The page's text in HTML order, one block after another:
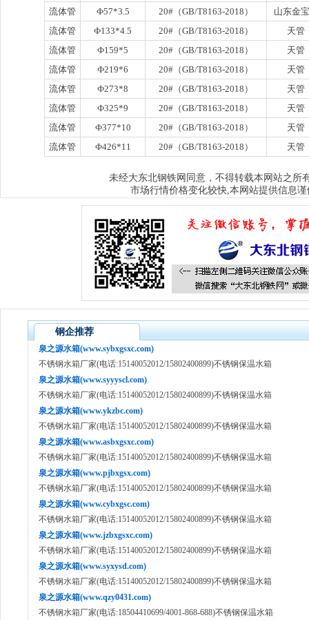
流体管
Ф57*3.5 20#（GB/T8163-2018）
山东金
流体管
Ф133*4.5 20#（GB/T8163-2018）
天管
流体管
Ф159*5 20#（GB/T8163-2018）
天管
流体管
Ф219*6 20#（GB/T8163-2018）
天管
流体管
Ф273*8 20#（GB/T8163-2018）
天管
流体管
Ф325*9 20#（GB/T8163-2018）
天管
流体管
Ф377*10 20#（GB/T8163-2018）
天管
流体管
Ф426*11 20#（GB/T8163-2018） 天管
未经大东北钢铁网 同意，不得转载本网站之所
市场行情价格变化较快,本网站提供信息
钢企推荐
泉之源水箱(www.sybxgsxc.com)
不锈钢水箱厂家(电话:15140052012/15802400899)不锈钢保温水箱
泉之源水箱(www.syyyscl.com)
不锈钢水箱厂家(电话:15140052012/15802400899)不锈钢保温水箱
泉之源水箱(www.ykzbc.com)
不锈钢水箱厂家(电话:15140052012/15802400899)不锈钢保温水箱
泉之源水箱(www.asbxgsxc.com)
不锈钢水箱厂家(电话:15140052012/15802400899)不锈钢保温水箱
泉之源水箱(www.pjbxgsx.com)
不锈钢水箱厂家(电话:15140052012/15802400899)不锈钢保温水箱
泉之源水箱(www.cybxgsc.com)
不锈钢水箱厂家(电话:15140052012/15802400899)不锈钢保温水箱
泉之源水箱(www.jzbxgsxc.com)
不锈钢水箱厂家(电话:15140052012/15802400899)不锈钢保温水箱
泉之源水箱(www.syxysd.com)
不锈钢水箱厂家(电话:15140052012/15802400899)不锈钢保温水箱
泉之源水箱(www.qzy0431.com)
不锈钢水箱厂家(电话:18504410699/4001-868-688)不锈钢保温水箱